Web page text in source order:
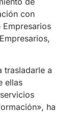
con
trasladarle a
ellas
ha